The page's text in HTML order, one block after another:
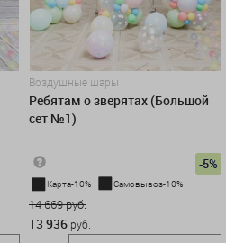
Воздушные шары
Ребятам о зверятах (Большой
сет №1)
-5%
Карта-10% Самовывоз-10%
14 669 руб.
13 936 руб.